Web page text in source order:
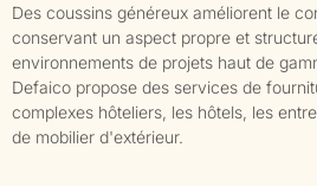
Des coussins généreux améliorent le
conservant un aspect propre et
environnements de projets haut de
Defaico propose des services de
complexes hôteliers, les hôtels, les
de mobilier d'extérieur.